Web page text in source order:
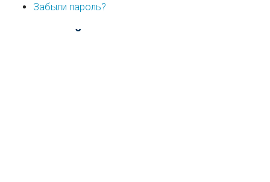
Забыли пароль?
...или войдите используя